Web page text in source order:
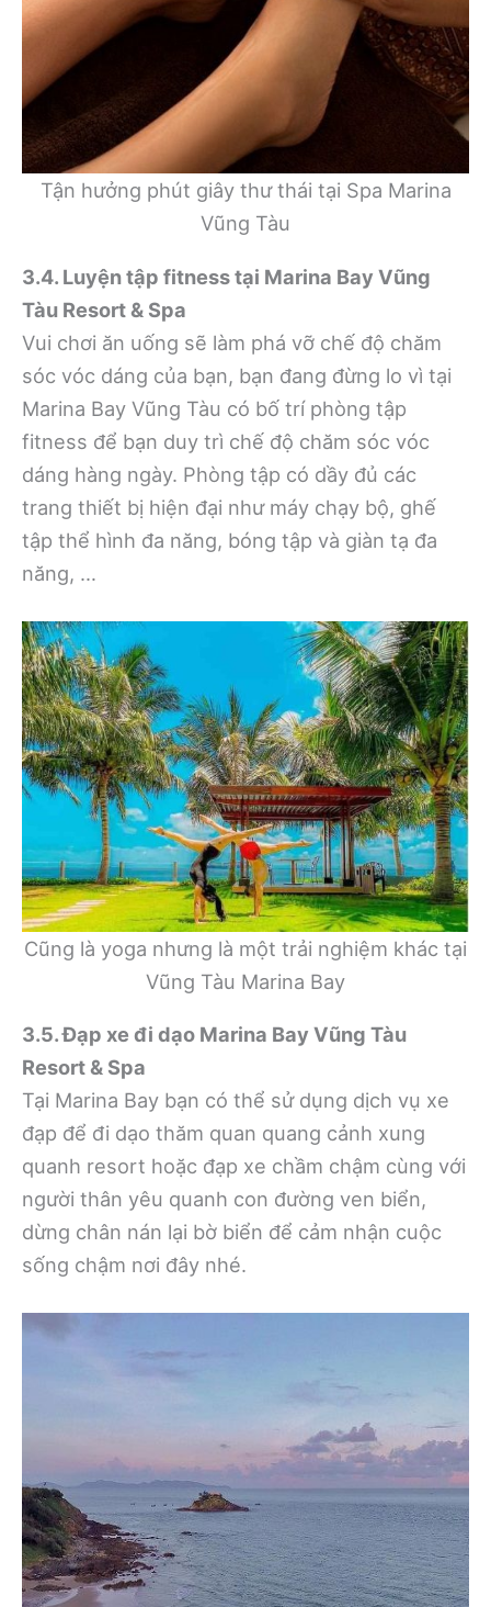
Tận hưởng phút giây thư thái tại Spa Marina
Vũng Tàu
3.4. Luyện tập fitness tại Marina Bay Vũng
Tàu Resort & Spa
Vui chơi ăn uống sẽ làm phá vỡ chế độ chăm
sóc vóc dáng của bạn, bạn đang đừng lo vì tại
Marina Bay Vũng Tàu có bố trí phòng tập
fitness để bạn duy trì chế độ chăm sóc vóc
dáng hàng ngày. Phòng tập có dầy đủ các
trang thiết bị hiện đại như máy chạy bộ, ghế
tập thể hình đa năng, bóng tập và giàn tạ đa
năng, …
Cũng là yoga nhưng là một trải nghiệm khác tại
Vũng Tàu Marina Bay
3.5. Đạp xe đi dạo Marina Bay Vũng Tàu
Resort & Spa
Tại Marina Bay bạn có thể sử dụng dịch vụ xe
đạp để đi dạo thăm quan quang cảnh xung
quanh resort hoặc đạp xe chầm chậm cùng với
người thân yêu quanh con đường ven biển,
dừng chân nán lại bờ biển để cảm nhận cuộc
sống chậm nơi đây nhé.